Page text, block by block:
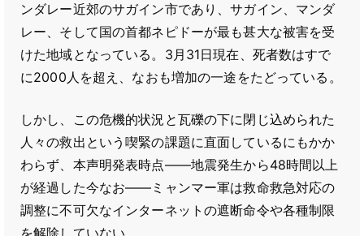
ンダレー近郊のサガイン市であり、サガイン、マンダ
レー、そして国の首都ネピドーが最も甚大な被害を受
けた地域となっている。3月31日現在、死者数はすで
に2000人を超え、なおも増加の一途をたどっている。
しかし、この危機的状況と瓦礫の下に閉じ込められた
人々の救出という喫緊の課題に直面しているにもかか
わらず、本声明発表時点――地震発生から48時間以上
が経過した今なお――ミャンマー軍は救命救急対応の
調整に不可欠なインターネットの遮断命令や各種制限
を解除していない。